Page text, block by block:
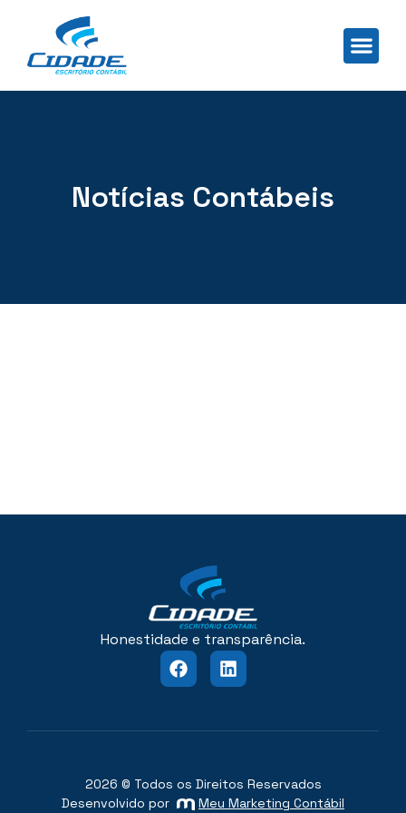
Notícias Contábeis
Honestidade e transparência.
2026 © Todos os Direitos Reservados
Desenvolvido por
Meu Marketing Contábil